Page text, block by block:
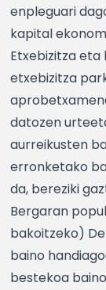
enpleguari
kapital
Etxebizitza
etxebizitza
datozen
aurreikusten
erronketako
da, bereziki
Bergaran
bakoitzeko)
baino
bestekoa